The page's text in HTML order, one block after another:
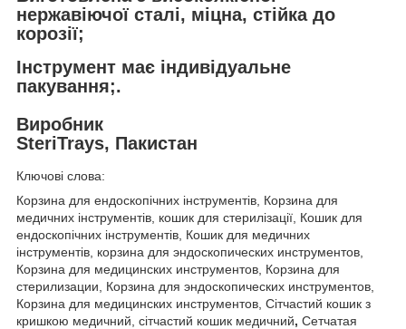
нержавіючої сталі, міцна, стійка до
корозії;
Інструмент має індивідуальне
пакування;.
Виробник
SteriTrays, Пакистан
Ключові слова:
Корзина для ендоскопічних інструментів, Корзина для
медичних інструментів, кошик для стерилізації, Кошик для
ендоскопічних інструментів, Кошик для медичних
інструментів, корзина для эндоскопических инструментов,
Корзина для медицинских инструментов, Корзина для
стерилизации, Корзина для эндоскопических инструментов,
Корзина для медицинских инструментов, Сітчастий кошик з
кришкою медичний, сітчастий кошик медичний, Сетчатая